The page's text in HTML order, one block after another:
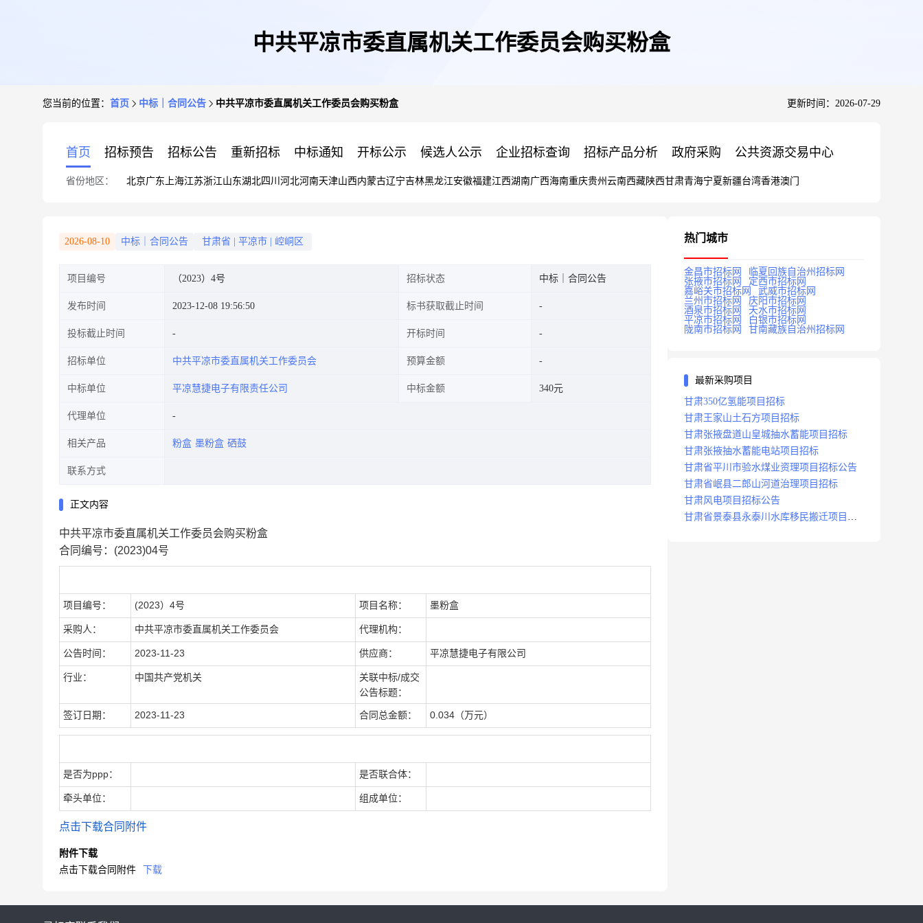
中共平凉市委直属机关工作委员会购买粉盒
您当前的位置： 首页 中标｜合同公告 中共平凉市委直属机关工作委员会购买粉盒 更新时间：2026-07-29
首页 招标预告 招标公告 重新招标 中标通知 开标公示 候选人公示 企业招标查询 招标产品分析 政府采购 公共资源交易中心
省份地区： 北京广东 上海江苏浙江山东湖北四川 河北河南天津山西内蒙古辽宁吉林黑龙江安徽福建江西湖南广西海南重庆贵州 云南西藏陕西甘肃青海宁夏新疆台湾香港澳门
2026-08-10 中标｜合同公告 甘肃省 平凉市 崆峒区
项目编号 （2023）4号 招标状态 中标｜合同公告
发布时间 2023-12-08 19:56:50 标书获取截止时间
投标截止时间 开标时间
招标单位 中共平凉市委直属机关工作委员会 预算金额
中标单位 平凉慧捷电子有限责任公司 中标金额 340元
代理单位
相关产品 粉盒 墨粉盒 硒鼓
联系方式
正文内容
中共平凉市委直属机关工作委员会购买粉盒
合同编号：(2023)04号
项目编号： (2023）4号 项目名称： 墨粉盒
采购人： 中共平凉市委直属机关工作委员会 代理机构：
公告时间： 2023-11-23 供应商： 平凉慧捷电子有限公司
行业： 中国共产党机关
关联中标/成交
公告标题：
签订日期： 2023-11-23 合同总金额： 0.034（万元）
是否为ppp： 是否联合体：
牵头单位： 组成单位：
点击下载合同附件
附件下载
点击下载合同附件
下载
热门城市
金昌市招标网
临夏回族自治州招标网
张掖市招标网
定西市招标网
嘉峪关市招标网
武威市招标网
兰州市招标网
庆阳市招标网
酒泉市招标网
天水市招标网
平凉市招标网
白银市招标网
陇南市招标网
甘南藏族自治州招标网
最新采购项目
甘肃350亿氢能项目招标
甘肃王家山土石方项目招标
甘肃张掖盘道山皇城抽水蓄能项目招标
甘肃张掖抽水蓄能电站项目招标
甘肃省平川市验水煤业资理项目招标公告
甘肃省岷县二郎山河道治理项目招标
甘肃风电项目招标公告
甘肃省景泰县永泰川水库移民搬迁项目招